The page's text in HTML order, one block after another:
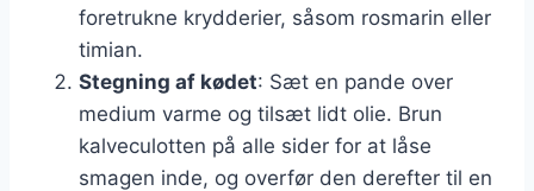
foretrukne krydderier, såsom rosmarin eller
timian.
Stegning af kødet: Sæt en pande over
medium varme og tilsæt lidt olie. Brun
kalveculotten på alle sider for at låse
smagen inde, og overfør den derefter til en